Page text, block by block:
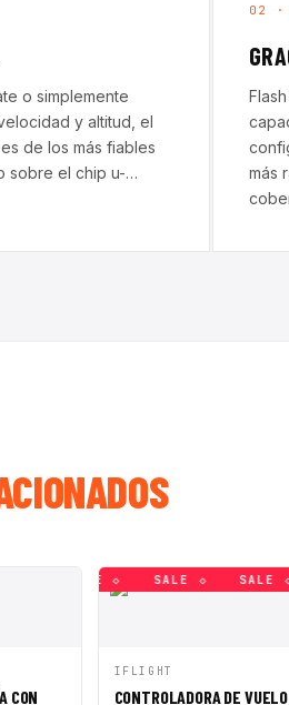
o simplemente
y altitud, el
de los más fiables
sobre el chip u-…
02
más
CON
SALE ◇ SALE ◇ SALE ◇
VISTA RÁPIDA
IFLIGHT
CONTROLADORA DE